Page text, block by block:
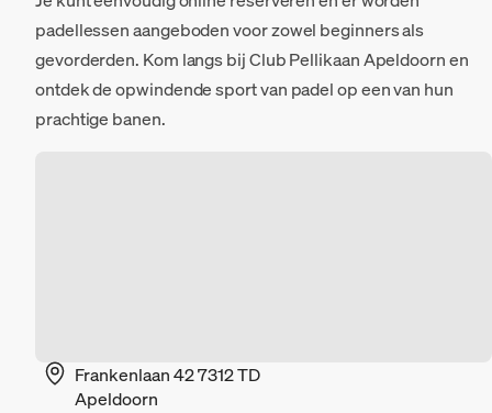
padellessen aangeboden voor zowel beginners als
gevorderden. Kom langs bij Club Pellikaan Apeldoorn en
ontdek de opwindende sport van padel op een van hun
prachtige banen.
Frankenlaan 42 7312 TD
Apeldoorn